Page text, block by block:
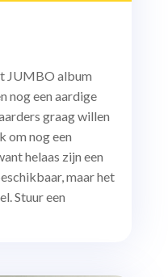
JUMBO album
nog een aardige
graag willen
om nog een
helaas zijn een
maar het
Stuur een